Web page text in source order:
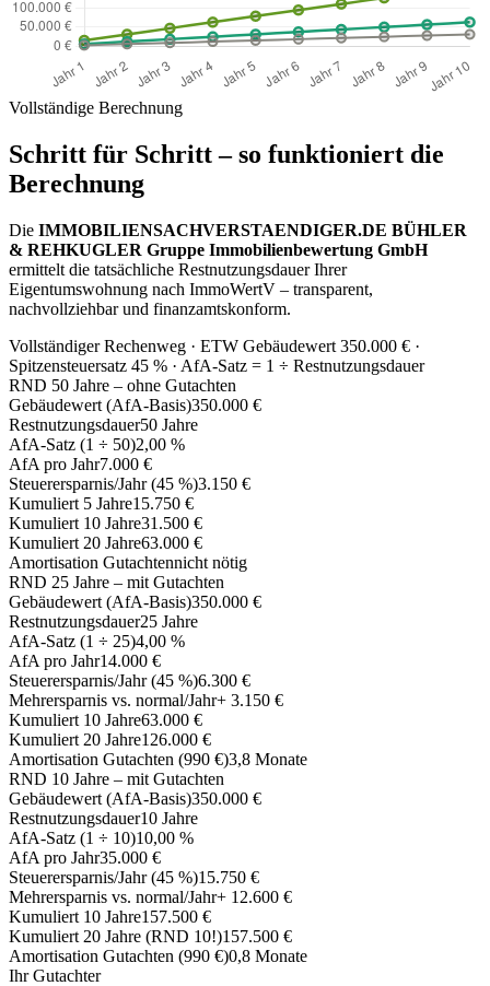
Vollständige Berechnung
Schritt für Schritt – so funktioniert die
Berechnung
Die IMMOBILIENSACHVERSTAENDIGER.DE BÜHLER
& REHKUGLER Gruppe Immobilienbewertung GmbH
ermittelt die tatsächliche Restnutzungsdauer Ihrer
Eigentumswohnung nach ImmoWertV – transparent,
nachvollziehbar und finanzamtskonform.
Vollständiger Rechenweg · ETW Gebäudewert 350.000 € ·
Spitzensteuersatz 45 % · AfA-Satz = 1 ÷ Restnutzungsdauer
RND 50 Jahre – ohne Gutachten
Gebäudewert (AfA-Basis)350.000 €
Restnutzungsdauer50 Jahre
AfA-Satz (1 ÷ 50)2,00 %
AfA pro Jahr7.000 €
Steuerersparnis/Jahr (45 %)3.150 €
Kumuliert 5 Jahre15.750 €
Kumuliert 10 Jahre31.500 €
Kumuliert 20 Jahre63.000 €
Amortisation Gutachtennicht nötig
RND 25 Jahre – mit Gutachten
Gebäudewert (AfA-Basis)350.000 €
Restnutzungsdauer25 Jahre
AfA-Satz (1 ÷ 25)4,00 %
AfA pro Jahr14.000 €
Steuerersparnis/Jahr (45 %)6.300 €
Mehrersparnis vs. normal/Jahr+ 3.150 €
Kumuliert 10 Jahre63.000 €
Kumuliert 20 Jahre126.000 €
Amortisation Gutachten (990 €)3,8 Monate
RND 10 Jahre – mit Gutachten
Gebäudewert (AfA-Basis)350.000 €
Restnutzungsdauer10 Jahre
AfA-Satz (1 ÷ 10)10,00 %
AfA pro Jahr35.000 €
Steuerersparnis/Jahr (45 %)15.750 €
Mehrersparnis vs. normal/Jahr+ 12.600 €
Kumuliert 10 Jahre157.500 €
Kumuliert 20 Jahre (RND 10!)157.500 €
Amortisation Gutachten (990 €)0,8 Monate
Ihr Gutachter